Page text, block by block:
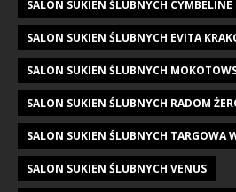
SALON SUKIEN ŚLUBNYCH CYMBELINE
SALON SUKIEN ŚLUBNYCH EVITA
SALON SUKIEN ŚLUBNYCH
SALON SUKIEN ŚLUBNYCH RADOM
SALON SUKIEN ŚLUBNYCH TARGOWA
SALON SUKIEN ŚLUBNYCH VENUS